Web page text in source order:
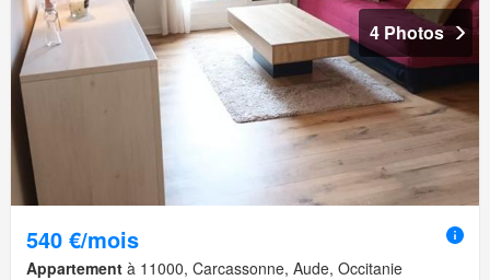
4 Photos
540 €/mois
Appartement à 11000, Carcassonne, Aude, Occitanie